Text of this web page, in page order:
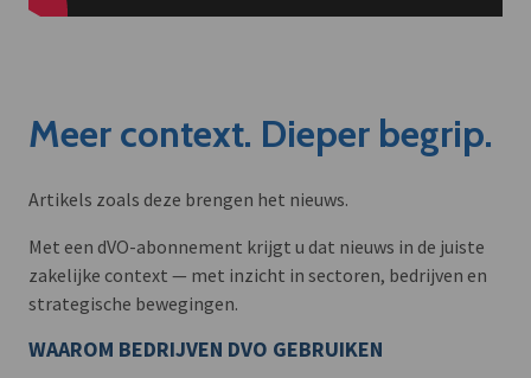
Meer context. Dieper begrip.
Artikels zoals deze brengen het nieuws.
Met een dVO-abonnement krijgt u dat nieuws in de juiste
zakelijke context — met inzicht in sectoren, bedrijven en
strategische bewegingen.
WAAROM BEDRIJVEN DVO GEBRUIKEN